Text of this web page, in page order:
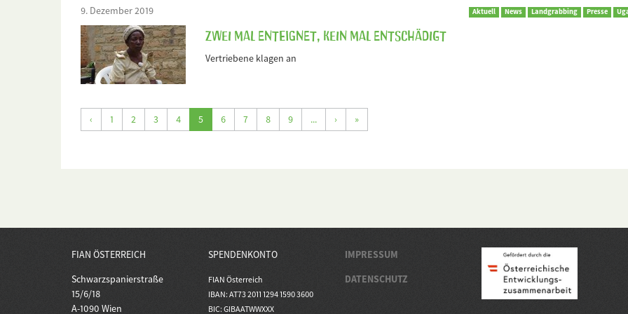
9. Dezember 2019 Aktuell News Landgrabbing Presse
Zwei Mal enteignet, kein Mal entschädigt
Vertriebene klagen an
‹ 1 2 3 4 5 6 7 8 9 ... › »
FIAN ÖSTERREICH
Schwarzspanierstraße
15/6/18
A-1090 Wien
SPENDENKONTO
FIAN Österreich
IBAN: AT73 2011 1294 1590 3600
BIC: GIBAATWWXXX
IMPRESSUM
DATENSCHUTZ